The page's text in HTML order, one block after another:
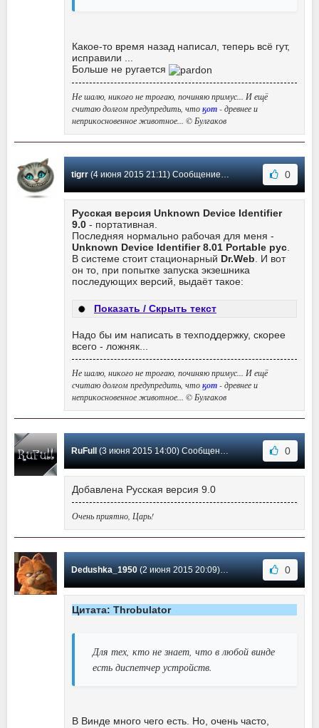
Какое-то время назад написал, теперь всё гут,
исправили ...
Больше не ругается
Не шалю, никого не трогаю, починяю примус... И ещё
считаю долгом предупредить, чтоӄот- древнее и
неприкосновенное животное... © Булгаков
tigrr(4 июня 2015 21:11) Сообщение #31 0
Русская версия Unknown Device Identifier
9.0 - портативная.
Последняя нормально рабочая для меня -
Unknown Device Identifier 8.01 Portable рус
В системе стоит стационарный Dr.Web . И вот
он то, при попытке запуска экзешника
последующих версий, выдаёт такое:
Показать / Скрыть текст
Надо бы им написать в техподдержку, скорее
всего - ложняк...
Не шалю, никого не трогаю, починяю примус... И ещё
считаю долгом предупредить, чтоӄот- древнее и
неприкосновенное животное... © Булгаков
RuFull (3 июня 2015 14:00) Сообщение #30 0
Добавлена Русская версия 9.0
Очень приятно, Царь!
Dedushka_1950(2 июня 2015 20:09) Сообщение #29 0
Цитата: Throbulator
Для тех, кто не знает, что в любой винде
есть диспетчер устройств.
В Винде много чего есть. Но, очень часто,